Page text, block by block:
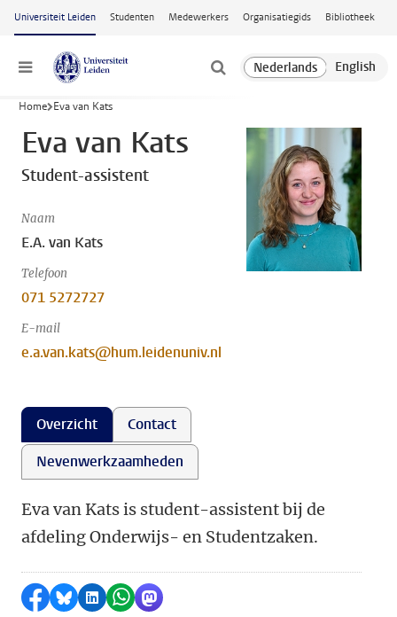
Ga naar hoofdinhoud
Universiteit Leiden Studenten Medewerkers Organisatiegids Bibliotheek
Menu
Home Eva van Kats
Eva van Kats
Student-assistent
Naam
E.A. van Kats
Telefoon
071 5272727
E-mail
e.a.van.kats@hum.leidenuniv.nl
Overzicht
Contact
Nevenwerkzaamheden
Eva van Kats is student-assistent bij de
afdeling Onderwijs- en Studentzaken.
Delen op Facebook
Delen via Bluesky
Delen op LinkedIn
Delen via WhatsApp
Delen via Mastodon